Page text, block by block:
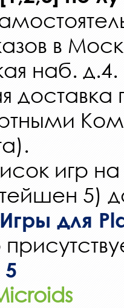
в
наб. д.4.
игр на
5)
Игры для
5